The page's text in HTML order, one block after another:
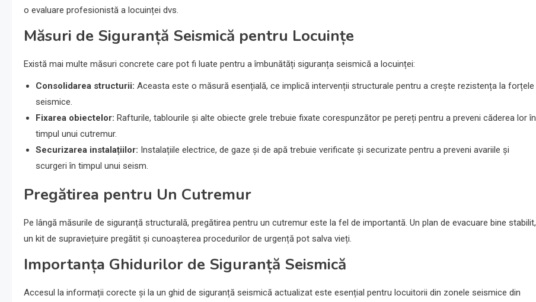
o evaluare profesionistă a locuinței dvs.
Măsuri de Siguranță Seismică pentru Locuințe
Există mai multe măsuri concrete care pot fi luate pentru a îmbunătăți siguranța seismică a locuinței:
Consolidarea structurii: Aceasta este o măsură esențială, ce implică intervenții structurale pentru a crește rezistența la forțele
seismice.
Fixarea obiectelor: Rafturile, tablourile și alte obiecte grele trebuie fixate corespunzător pe pereți pentru a preveni căderea lor în
timpul unui cutremur.
Securizarea instalațiilor: Instalațiile electrice, de gaze și de apă trebuie verificate și securizate pentru a preveni avariile și
scurgeri în timpul unui seism.
Pregătirea pentru Un Cutremur
Pe lângă măsurile de siguranță structurală, pregătirea pentru un cutremur este la fel de importantă. Un plan de evacuare bine stabilit,
un kit de supraviețuire pregătit și cunoașterea procedurilor de urgență pot salva vieți.
Importanța Ghidurilor de Siguranță Seismică
Accesul la informații corecte și la un ghid de siguranță seismică actualizat este esențial pentru locuitorii din zonele seismice din